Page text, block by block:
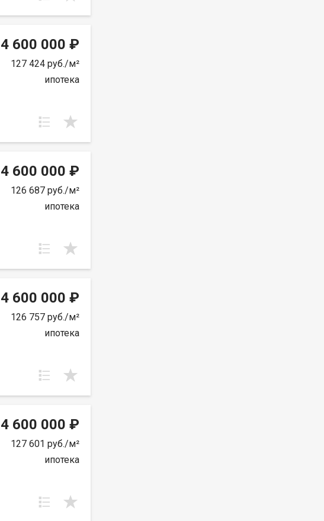
4 600 000 ₽
127 424 руб./м²
ипотека
4 600 000 ₽
126 687 руб./м²
ипотека
4 600 000 ₽
126 757 руб./м²
ипотека
4 600 000 ₽
127 601 руб./м²
ипотека